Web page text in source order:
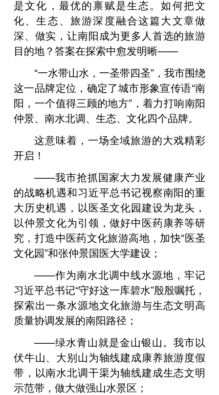
是文化，最优的禀赋是生态。如何把文
化、生态、旅游深度融合这篇大文章做
深、做实，让南阳成为更多人首选的旅游
目的地？答案在探索中愈发明晰——
“一水带山水，一圣带四圣”，我市围绕
这一品牌定位，确定了城市形象宣传语“南
阳，一个值得三顾的地方”，着力打响南阳
仲景、南水北调、生态、文化四个品牌。
这意味着，一场全域旅游的大戏精彩
开启！
——我市抢抓国家大力发展健康产业
的战略机遇和习近平总书记视察南阳的重
大历史机遇，以医圣文化园建设为龙头，
以仲景文化为引领，做好中医药康养等研
究，打造中医药文化旅游高地，加快“医圣
文化园”和张仲景国医大学建设；
——作为南水北调中线水源地，牢记
习近平总书记“守好这一库碧水”殷殷嘱托，
探索出一条水源地文化旅游与生态文明高
质量协调发展的南阳路径；
——绿水青山就是金山银山。我市以
伏牛山、大别山为轴线建成康养旅游度假
带，以南水北调干渠为轴线建成生态文明
示范带，做大做强山水景区；